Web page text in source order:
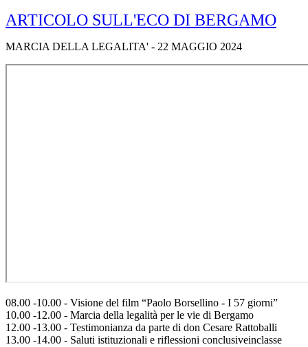
ARTICOLO SULL'ECO DI BERGAMO
MARCIA DELLA LEGALITA' - 22 MAGGIO 2024
08.00 -10.00 - Visione del film “Paolo Borsellino - I 57 giorni”
10.00 -12.00 - Marcia della legalità per le vie di Bergamo
12.00 -13.00 - Testimonianza da parte di don Cesare Rattoballi
13.00 -14.00 - Saluti istituzionali e riflessioni conclusiveinclasse